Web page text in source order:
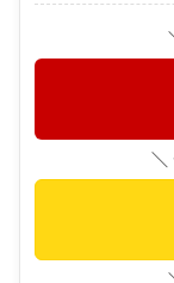
＼